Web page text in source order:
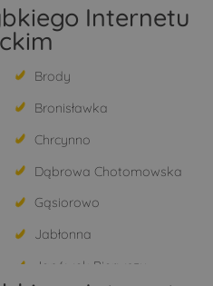
Internetu
Brody
Bronisławka
Chrcynno
Dąbrowa Chotomowska
Gąsiorowo
Jabłonna
Janówek Pierwszy